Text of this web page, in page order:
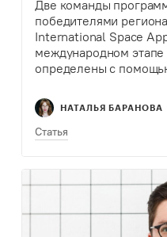
Две команды
победителями
International Space
международном
определены с
НАТАЛЬЯ БАРАНОВА
Статья